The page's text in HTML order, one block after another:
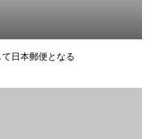
日本郵便となる